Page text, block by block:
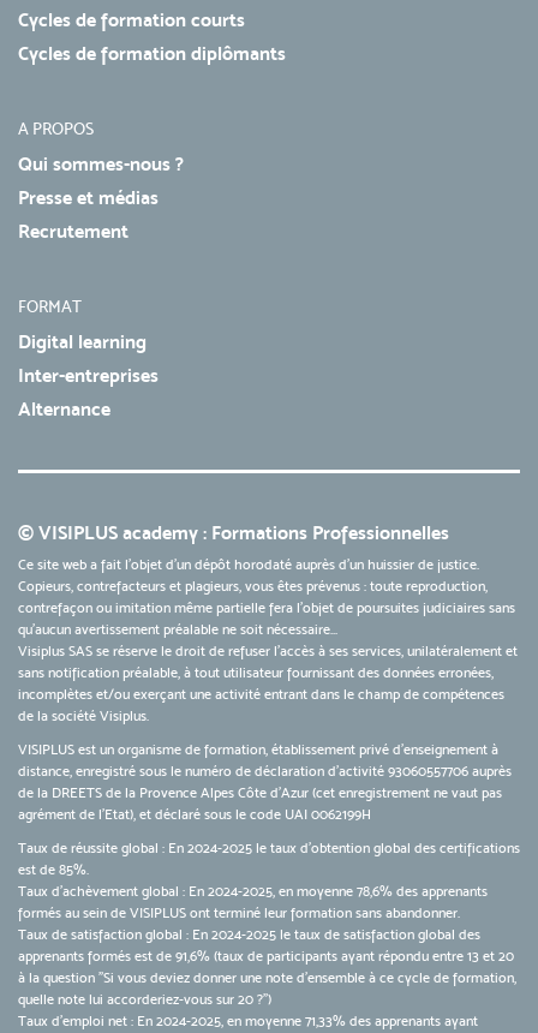
Cycles de formation courts
Cycles de formation diplômants
A PROPOS
Qui sommes-nous ?
Presse et médias
Recrutement
FORMAT
Digital learning
Inter-entreprises
Alternance
© VISIPLUS academy : Formations Professionnelles
Ce site web a fait l'objet d'un dépôt horodaté auprès d'un huissier de justice.
Copieurs, contrefacteurs et plagieurs, vous êtes prévenus : toute reproduction,
contrefaçon ou imitation même partielle fera l'objet de poursuites judiciaires sans
qu’aucun avertissement préalable ne soit nécessaire...
Visiplus SAS se réserve le droit de refuser l'accès à ses services, unilatéralement et
sans notification préalable, à tout utilisateur fournissant des données erronées,
incomplètes et/ou exerçant une activité entrant dans le champ de compétences
de la société Visiplus.
VISIPLUS est un organisme de formation, établissement privé d’enseignement à
distance, enregistré sous le numéro de déclaration d’activité 93060557706 auprès
de la DREETS de la Provence Alpes Côte d’Azur (cet enregistrement ne vaut pas
agrément de l’Etat), et déclaré sous le code UAI 0062199H
Taux de réussite global : En 2024-2025 le taux d'obtention global des certifications
est de 85%.
Taux d’achèvement global : En 2024-2025, en moyenne 78,6% des apprenants
formés au sein de VISIPLUS ont terminé leur formation sans abandonner.
Taux de satisfaction global : En 2024-2025 le taux de satisfaction global des
apprenants formés est de 91,6% (taux de participants ayant répondu entre 13 et 20
à la question "Si vous deviez donner une note d’ensemble à ce cycle de formation,
quelle note lui accorderiez-vous sur 20 ?")
Taux d’emploi net : En 2024-2025, en moyenne 71,33% des apprenants ayant